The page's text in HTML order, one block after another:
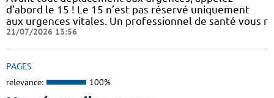
d’abord le 15 ! Le 15 n’est pas réservé uniquement
aux urgences vitales. Un professionnel de santé vous r
21/07/2026 13:56
PAGES
relevance: 100%